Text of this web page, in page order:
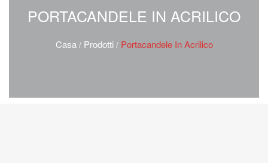
PORTACANDELE IN ACRILICO
Casa/ Prodotti/ Portacandele In Acrilico